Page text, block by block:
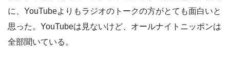
に、YouTubeよりもラジオのトークの方がとても面白いと
思った。YouTubeは見ないけど、オールナイトニッポンは
全部聞いている。